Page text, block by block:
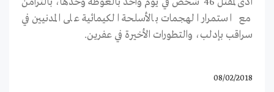
مع استمرار الهجمات بالأسلحة الكيمائية على المدنيين في
سراقب بإدلب، والتطورات الأخيرة في عفرين.
08/02/2018